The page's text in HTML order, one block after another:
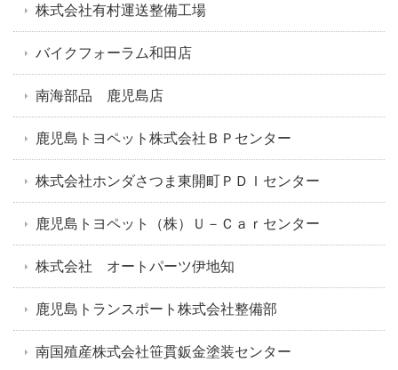
株式会社有村運送整備工場
バイクフォーラム和田店
南海部品 鹿児島店
鹿児島トヨペット株式会社ＢＰセンター
株式会社ホンダさつま東開町ＰＤＩセンター
鹿児島トヨペット（株）Ｕ－Ｃａｒセンター
株式会社 オートパーツ伊地知
鹿児島トランスポート株式会社整備部
南国殖産株式会社笹貫鈑金塗装センター